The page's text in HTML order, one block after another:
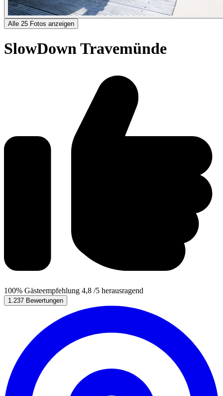
Alle 25 Fotos anzeigen
SlowDown Travemünde
100% Gästeempfehlung 4,8 /5 herausragend
1.237 Bewertungen